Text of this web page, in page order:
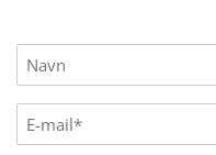
Name
E-
mail(Påkrævet)